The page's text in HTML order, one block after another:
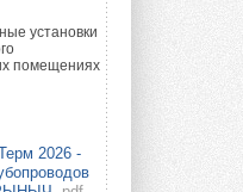
установки
помещениях
2026 -